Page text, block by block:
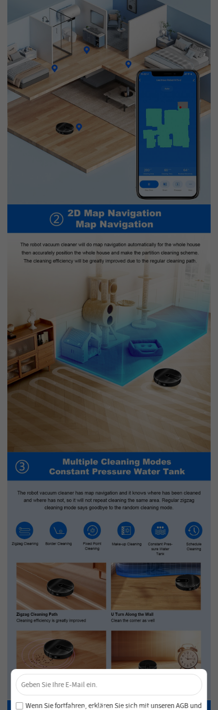
Sichere dir 4 % Rabatt – Jetzt abonnieren!
Melde dich für unseren Newsletter an und verpasse keine
exklusiven Angebote und Neuheiten!
×
Wenn Sie fortfahren, erklären Sie sich mit unserenAGBund